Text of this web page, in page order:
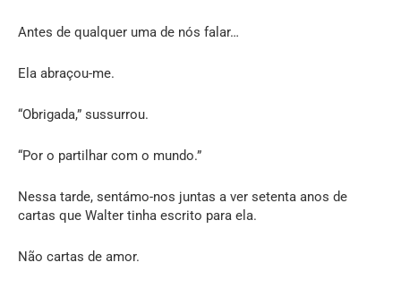
Antes de qualquer uma de nós falar…
Ela abraçou-me.
“Obrigada,” sussurrou.
“Por o partilhar com o mundo.”
Nessa tarde, sentámo-nos juntas a ver setenta anos de
cartas que Walter tinha escrito para ela.
Não cartas de amor.